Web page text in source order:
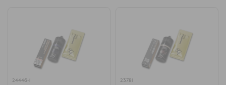
24446-1 23781